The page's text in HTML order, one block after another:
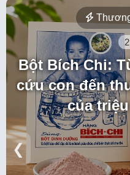
Bột Bích Chi:
cứu con đến
của
❮